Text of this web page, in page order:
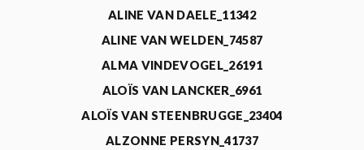
ALINE VAN DAELE_11342
ALINE VAN WELDEN_74587
ALMA VINDEVOGEL_26191
ALOÏS VAN LANCKER_6961
ALOÏS VAN STEENBRUGGE_23404
ALZONNE PERSYN_41737